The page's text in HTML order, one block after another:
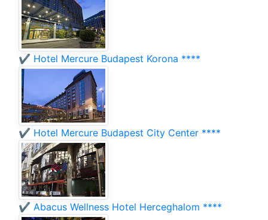
✔️ Hotel Mercure Budapest Korona ****
✔️ Hotel Mercure Budapest City Center ****
✔️ Abacus Wellness Hotel Herceghalom ****